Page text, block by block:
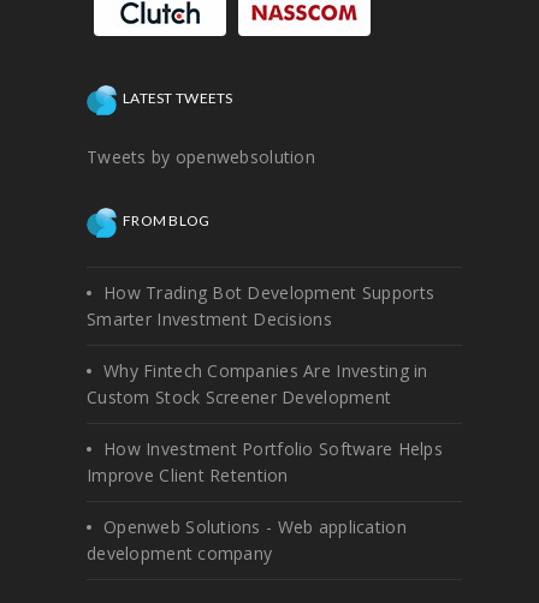
LATEST TWEETS
Tweets by openwebsolution
FROM BLOG
How Trading Bot Development Supports
Smarter Investment Decisions
Why Fintech Companies Are Investing in
Custom Stock Screener Development
How Investment Portfolio Software Helps
Improve Client Retention
Openweb Solutions - Web application
development company